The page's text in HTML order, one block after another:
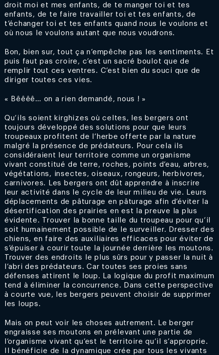
droit moi et mes enfants, de te manger toi et tes
enfants, de te faire travailler toi et tes enfants, de
t’échanger toi et tes enfants quand nous le voulons et
où nous le voulons autant que nous voudrons.
Bon, bien sur, tout ça n’empêche pas les sentiments. Et
puis faut pas croire, c’est un sacré boulot que de
remplir tout ces ventres. C’est bien du souci que de
diriger toutes ces vies.
« Bêêêê… on a rien demandé, nous ! »
Qu’ils soient kirghizes où celtes, les bergers ont
toujours développé des solutions pour que leurs
troupeaux profitent de l’herbe offerte par la nature
malgré la présence de prédateurs. Pour cela ils
considéraient leur territoire comme un organisme
vivant constitué de terre, roches, points d’eau, arbres,
végétations, insectes, oiseaux, rongeurs, herbivores,
carnivores. Les bergers ont dût apprendre à inscrire
leur activité dans le cycle de leur milieu de vie. Leurs
déplacements de pâturage en pâturage afin d’éviter la
désertification des prairies en est la preuve la plus
évidente. Trouver la bonne taille du troupeau pour qu’il
soit humainement possible de le surveiller. Dresser des
chiens, en faire des auxiliaires efficaces pour éviter de
s’épuiser à courir toute la journée derrière les moutons.
Trouver des endroits le plus sûrs pour y passer la nuit à
l’abri des prédateurs. Car toutes ses proies sans
défenses attirent le loup. La logique du profit maximum
tend à éliminer la concurrence. Dans cette perspective
à courte vue, les bergers peuvent choisir de supprimer
les loups.
Mais on peut voir les choses autrement. Le berger
engraisse ses moutons en prélevant une partie de
l’organisme vivant qu’est le territoire qu’il s’approprie.
Il bénéficie de la dynamique crée par tous les vivants